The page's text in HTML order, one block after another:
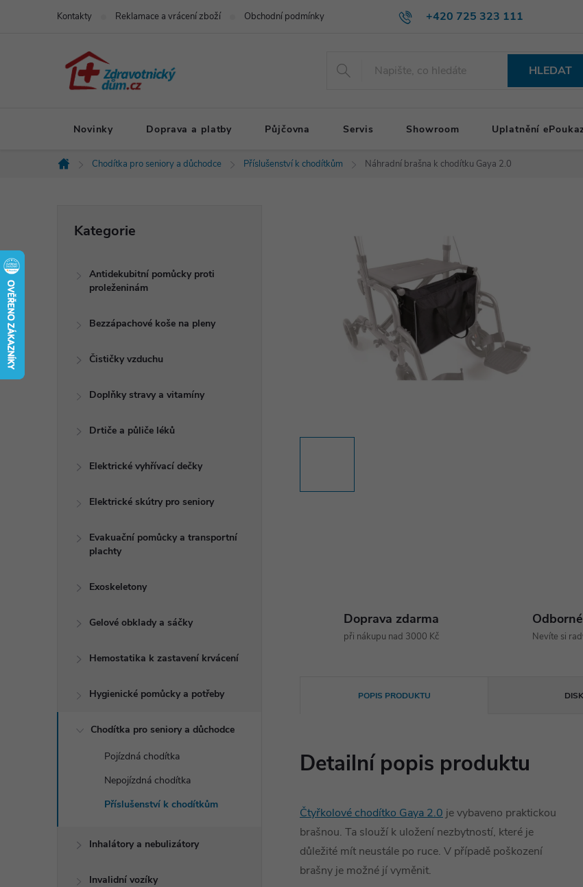
+420 725 323 111
Kontakty Reklamace a vrácení zboží Obchodní podmínky
HLEDAT
Novinky Doprava a platby Půjčovna Servis Showroom Uplatnění
Domů
Chodítka pro seniory a důchodce Příslušenství k chodítkům Náhradní brašna k chodítku Gaya 2.0
kategorie
Kategorie
Antidekubitní pomůcky proti
proleženinám
Bezzápachové koše na pleny
Čističky vzduchu
Doplňky stravy a vitamíny
Drtiče a půliče léků
Elektrické vyhřívací dečky
Elektrické skútry pro seniory
Evakuační pomůcky a transportní
plachty
Exoskeletony
Gelové obklady a sáčky
Hemostatika k zastavení krvácení
Hygienické pomůcky a potřeby
Chodítka pro seniory a důchodce
Pojízdná chodítka
Nepojízdná chodítka
Příslušenství k chodítkům
Inhalátory a nebulizátory
Invalidní vozíky
Doprava zdarma
při nákupu nad 3000 Kč Nevíte si
POPIS PRODUKTU
Detailní popis produktu
Čtyřkolové chodítko Gaya 2.0 je vybaveno praktickou
brašnou. Ta slouží k uložení nezbytností, které je
důležité mít neustále po ruce. V případě poškození
brašny je možné jí vyměnit.